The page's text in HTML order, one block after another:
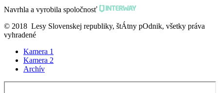
Navrhla a vyrobila spoločnosť
© 2018 Lesy Slovenskej republiky, štÁtny pOdnik, všetky práva
vyhradené
Kamera 1
Kamera 2
Archív